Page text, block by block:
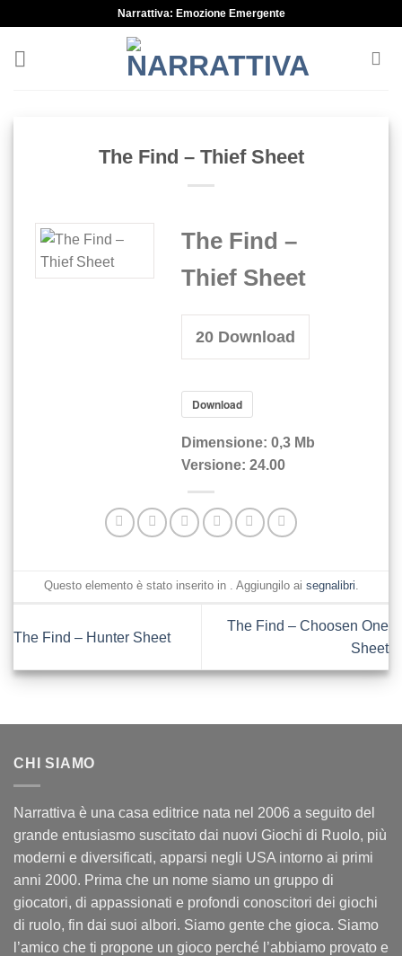
content
Narrattiva: Emozione Emergente
The Find – Thief Sheet
The Find –
Thief Sheet
20 Download
Download
Dimensione:0,3 Mb
Versione:24.00
Questo elemento è stato inserito in . Aggiungilo ai segnalibri.
The Find – Hunter Sheet
The Find – Choosen One
Sheet
CHI SIAMO
Narrattiva è una casa editrice nata nel 2006 a seguito del
grande entusiasmo suscitato dai nuovi Giochi di Ruolo, più
moderni e diversificati, apparsi negli USA intorno ai primi
anni 2000. Prima che un nome siamo un gruppo di
giocatori, di appassionati e profondi conoscitori dei giochi
di ruolo, fin dai suoi albori. Siamo gente che gioca. Siamo
l’amico che ti propone un gioco perché l’abbiamo provato e